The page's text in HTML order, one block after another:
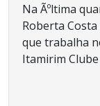
Na Ãºltima
Roberta
que trabalha
Itamirim Clube